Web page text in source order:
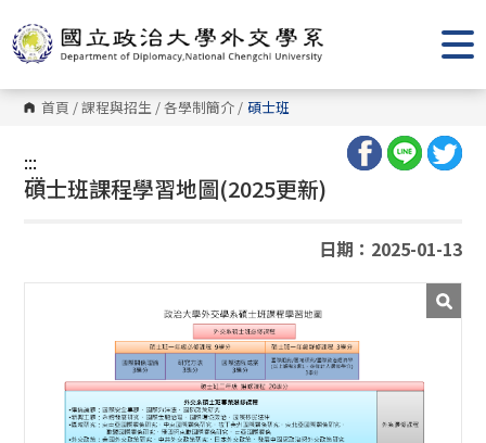
到
主
要
內
容
區 首頁 /課程與招生 /各學制簡介 / 碩士班
:::
:::
碩士班課程學習地圖(2025更新)
日期：2025-01-13